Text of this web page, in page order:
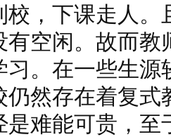
校，下课走人。
有空闲。故而教
习。在一些生源
仍然存在着复
是难能可贵，至